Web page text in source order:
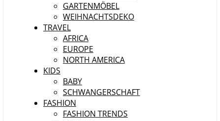
GARTENMÖBEL
WEIHNACHTSDEKO
TRAVEL
AFRICA
EUROPE
NORTH AMERICA
KIDS
BABY
SCHWANGERSCHAFT
FASHION
FASHION TRENDS